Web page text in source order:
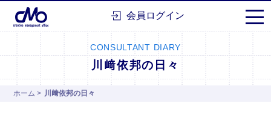
株式会社シーエムオー会員ログイン
CONSULTANT DIARY
川﨑依邦の日々
ホーム > 川﨑依邦の日々